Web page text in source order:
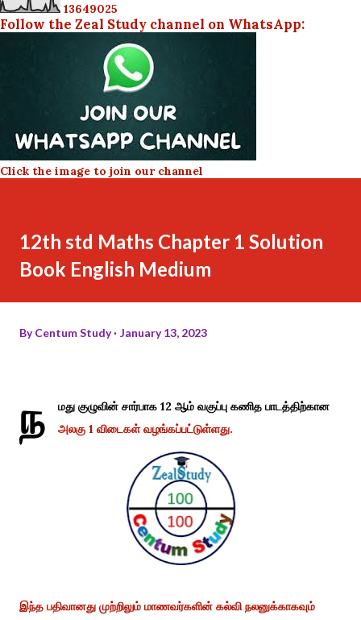
13649025
Follow the Zeal Study channel on WhatsApp:
Click the image to join our channel
12th std Maths Chapter 1 Solution
Book English Medium
ByCentum Study January 13, 2023
ந
மது குழுவின் சார்பாக 12 ஆம் வகுப்பு கணித பாடத்திற்கான
அலகு 1 விடைகள் வழங்கப்பட்டுள்ளது.
இந்த பதிவானது முற்றிலும் மாணவர்களின் கல்வி நலனுக்காகவும்